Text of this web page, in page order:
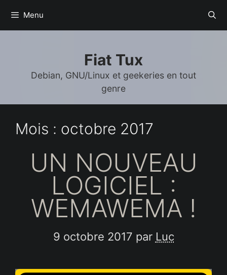
Menu
Fiat Tux
Debian, GNU/Linux et geekeries en tout
genre
Mois : octobre 2017
UN NOUVEAU
LOGICIEL :
WEMAWEMA !
9 octobre 2017 par Luc